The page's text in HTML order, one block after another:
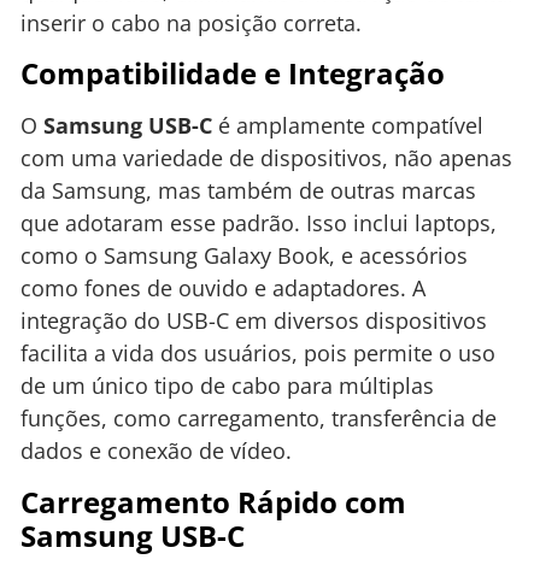
inserir o cabo na posição correta.
Compatibilidade e Integração
O Samsung USB-C é amplamente compatível
com uma variedade de dispositivos, não apenas
da Samsung, mas também de outras marcas
que adotaram esse padrão. Isso inclui laptops,
como o Samsung Galaxy Book, e acessórios
como fones de ouvido e adaptadores. A
integração do USB-C em diversos dispositivos
facilita a vida dos usuários, pois permite o uso
de um único tipo de cabo para múltiplas
funções, como carregamento, transferência de
dados e conexão de vídeo.
Carregamento Rápido com
Samsung USB-C